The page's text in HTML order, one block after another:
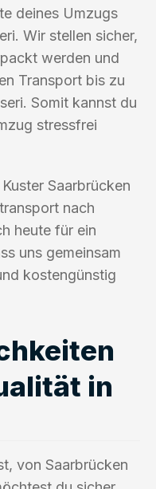
deines Umzugs
Wir stellen sicher,
werden und
Transport bis zu
Somit kannst du
stressfrei
Saarbrücken
nach
heute für ein
uns gemeinsam
kostengünstig
in
von Saarbrücken